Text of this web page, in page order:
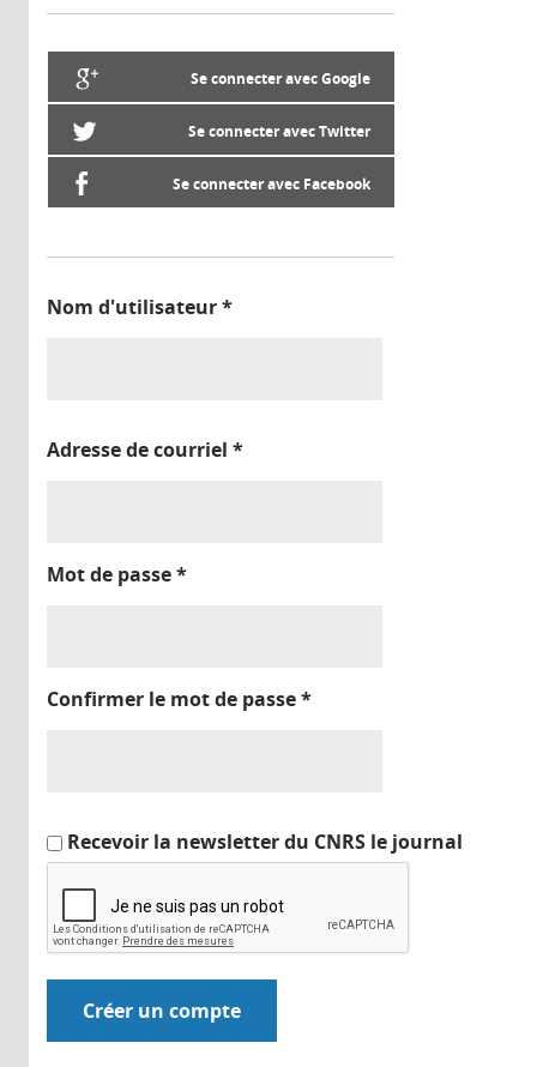
Se connecter avec Google
Se connecter avec Twitter
Se connecter avec Facebook
Nom d'utilisateur*
Adresse de courriel *
Mot de passe*
Confirmer le mot de passe*
Recevoir la newsletter du CNRS le journal